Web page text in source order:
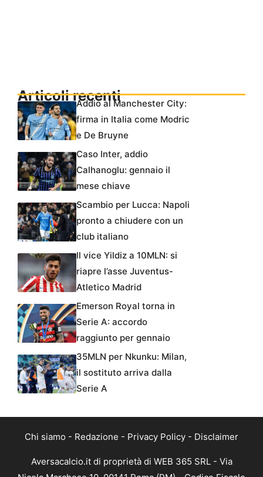
Articoli recentiAddio al Manchester City:
firma in Italia come Modric
e De Bruyne
Caso Inter, addio
Calhanoglu: gennaio il
mese chiave
Scambio per Lucca: Napoli
pronto a chiudere con un
club italiano
Il vice Yildiz a 10MLN: si
riapre l’asse Juventus-
Atletico Madrid
Emerson Royal torna in
Serie A: accordo
raggiunto per gennaio
35MLN per Nkunku: Milan,
il sostituto arriva dalla
Serie A
Chi siamo - Redazione - Privacy Policy - Disclaimer
Aversacalcio.it di proprietà di WEB 365 SRL - Via